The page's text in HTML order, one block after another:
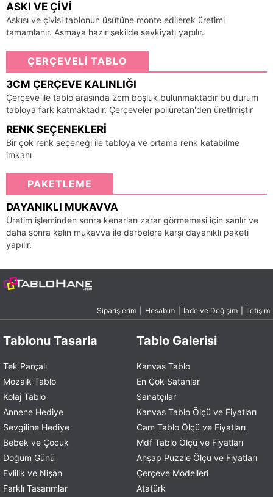
ASKI VE ÇIVI
Askısı ve çivisi tablonun üsütüne monte edilerek üretimi
tamamlanır. Asmaya hazır şekilde sevkiyatı yapılır.
ÇERÇEVELİ TABLO
3CM ÇERÇEVE KALINLIĞI
Çerçeve ile tablo arasında 2cm boşluk bulunmaktadır bu durum
tabloya fark katmaktadır. Çerçeveler poliüretan'den üretlmiştir
RENK SEÇENEKLERI
Bir çok renk seçeneği ile tabloya ve ortama renk katabilme
imkanı
PAKETLEME
DAYANIKLI MUKAVVA
Üretim işleminden sonra kenarları zarar görmemesi için sarılır ve
daha sonra kalın mukavva ile darbelere karşı dayanıklı paketi
yapılır.
Siparişlerim Hesabım İade ve Değişim İletişim
Tablonu Tasarla
Tek Parçalı
Mozaik Tablo
Kolaj Tablo
Annene Hediye
Sevgiline Hediye
Bebek ve Çocuk
Doğum Günü
Evlilik ve Nişan
Farklı Tasarımlar
Tablo Galerisi
Kanvas Tablo
En Çok Satanlar
Sanatçılar
Kanvas Tablo Ölçü ve Fiyatları
Cam Tablo Ölçü ve Fiyatları
Mdf Tablo Ölçü ve Fiyatları
Ahşap Puzzle Ölçü ve Fiyatları
Çerçeve Modelleri
Atatürk